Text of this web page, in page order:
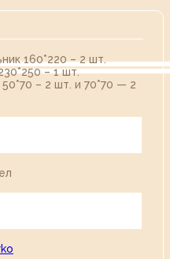
160*220 – 2 шт.
– 1 шт.
50*70 – 2 шт. и 70*70 — 2